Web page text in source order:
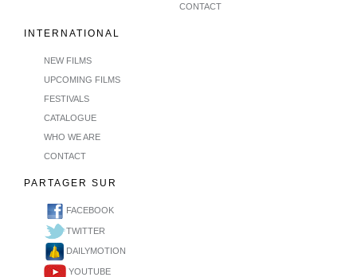
CONTACT
INTERNATIONAL
NEW FILMS
UPCOMING FILMS
FESTIVALS
CATALOGUE
WHO WE ARE
CONTACT
PARTAGER SUR
FACEBOOK
TWITTER
DAILYMOTION
YOUTUBE